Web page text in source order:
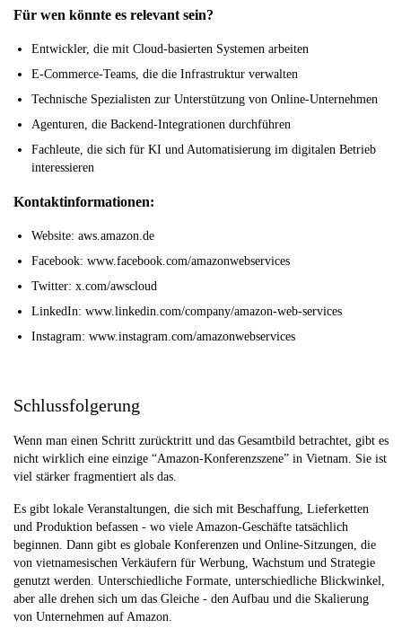
Für wen könnte es relevant sein?
Entwickler, die mit Cloud-basierten Systemen arbeiten
E-Commerce-Teams, die die Infrastruktur verwalten
Technische Spezialisten zur Unterstützung von Online-Unternehmen
Agenturen, die Backend-Integrationen durchführen
Fachleute, die sich für KI und Automatisierung im digitalen Betrieb
interessieren
Kontaktinformationen:
Website: aws.amazon.de
Facebook: www.facebook.com/amazonwebservices
Twitter: x.com/awscloud
LinkedIn: www.linkedin.com/company/amazon-web-services
Instagram: www.instagram.com/amazonwebservices
Schlussfolgerung
Wenn man einen Schritt zurücktritt und das Gesamtbild betrachtet, gibt es
nicht wirklich eine einzige “Amazon-Konferenzszene” in Vietnam. Sie ist
viel stärker fragmentiert als das.
Es gibt lokale Veranstaltungen, die sich mit Beschaffung, Lieferketten
und Produktion befassen - wo viele Amazon-Geschäfte tatsächlich
beginnen. Dann gibt es globale Konferenzen und Online-Sitzungen, die
von vietnamesischen Verkäufern für Werbung, Wachstum und Strategie
genutzt werden. Unterschiedliche Formate, unterschiedliche Blickwinkel,
aber alle drehen sich um das Gleiche - den Aufbau und die Skalierung
von Unternehmen auf Amazon.